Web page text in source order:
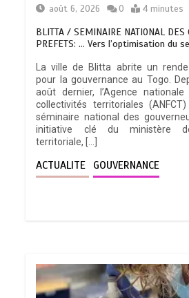
août 6, 2026
0 4 minutes
BLITTA / SEMINAIRE NATIONAL DES
PREFETS: … Vers l’optimisation du
La ville de Blitta abrite un
pour la gouvernance au Togo.
août dernier, l’Agence
collectivités territoriales
séminaire national des
initiative clé du ministère de
territoriale, […]
ACTUALITE GOUVERNANCE